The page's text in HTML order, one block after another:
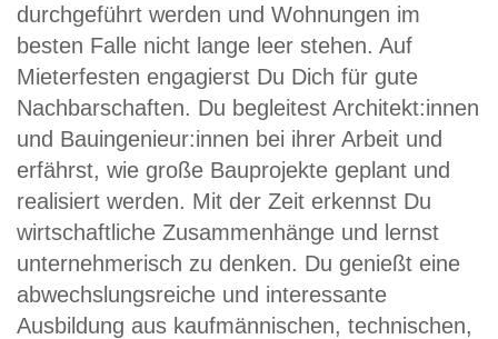
durchgeführt werden und Wohnungen im
besten Falle nicht lange leer stehen. Auf
Mieterfesten engagierst Du Dich für gute
Nachbarschaften. Du begleitest Architekt:innen
und Bauingenieur:innen bei ihrer Arbeit und
erfährst, wie große Bauprojekte geplant und
realisiert werden. Mit der Zeit erkennst Du
wirtschaftliche Zusammenhänge und lernst
unternehmerisch zu denken. Du genießt eine
abwechslungsreiche und interessante
Ausbildung aus kaufmännischen, technischen,